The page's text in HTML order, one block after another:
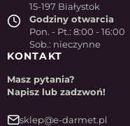
15-197 Białystok
Godziny otwarcia
Pon. - Pt.: 8:00 - 16:00
Sob.: nieczynne
KONTAKT
Masz pytania?
Napisz lub zadzwoń!
sklep@e-darmet.pl